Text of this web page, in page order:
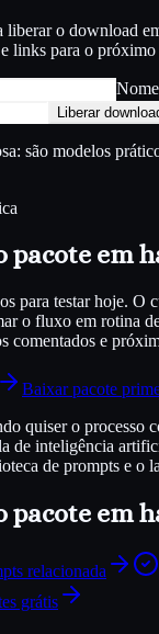
liberar o download
links para o próximo
Liberar
são modelos
pacote em
para testar hoje. O
o fluxo em rotina
comentados e
Baixar pacote
quiser o processo
de inteligência
de prompts e o
pacote em
relacionada
grátis